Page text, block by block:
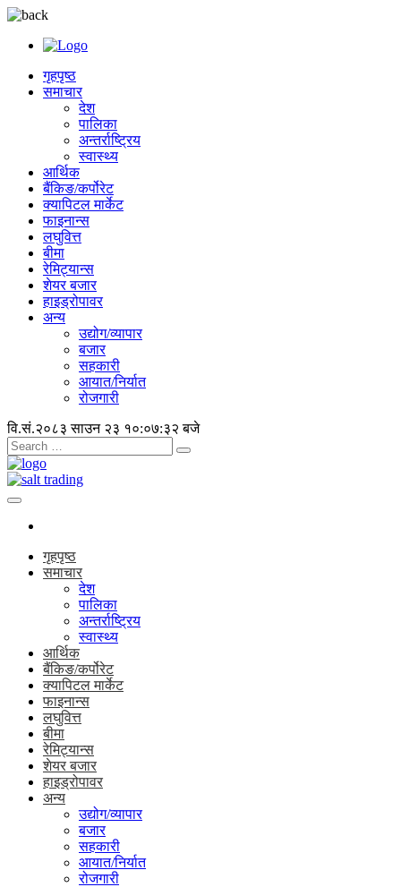
गृहपृष्ठ
समाचार
देश
पालिका
अन्तर्राष्ट्रिय
स्वास्थ्य
आर्थिक
बैंकिङ/कर्पोरेट
क्यापिटल मार्केट
फाइनान्स
लघुवित्त
बीमा
रेमिट्यान्स
शेयर बजार
हाइड्रोपावर
अन्य
उद्योग/व्यापार
बजार
सहकारी
आयात/निर्यात
रोजगारी
वि.सं.२०८३ साउन २३ १०:०७:३३ बजे
गृहपृष्ठ
समाचार
देश
पालिका
अन्तर्राष्ट्रिय
स्वास्थ्य
आर्थिक
बैंकिङ/कर्पोरेट
क्यापिटल मार्केट
फाइनान्स
लघुवित्त
बीमा
रेमिट्यान्स
शेयर बजार
हाइड्रोपावर
अन्य
उद्योग/व्यापार
बजार
सहकारी
आयात/निर्यात
रोजगारी